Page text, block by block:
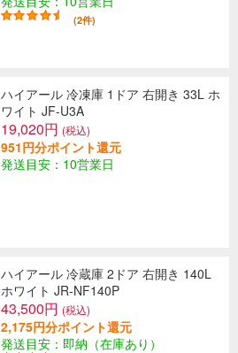
(2件)
ハイアール 冷凍庫 1ドア 右開き 33L ホ
ワイト JF-U3A
19,020円 (税込)
951円分ポイント還元
発送目安：10営業日
ハイアール 冷蔵庫 2ドア 右開き 140L
ホワイト JR-NF140P
43,500円 (税込)
2,175円分ポイント還元
発送目安：即納（在庫あり）